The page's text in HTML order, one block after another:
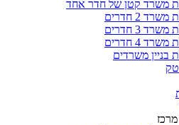
חדר אחד